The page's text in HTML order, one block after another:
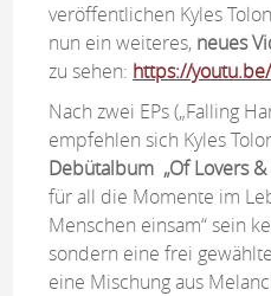
veröffentlichen Kyles
nun ein weiteres, neues
zu sehen: https://
Nach zwei EPs („Falling
empfehlen sich Kyles
Debütalbum „Of Lovers
für all die Momente im
Menschen einsam“ sein
sondern eine frei
eine Mischung aus